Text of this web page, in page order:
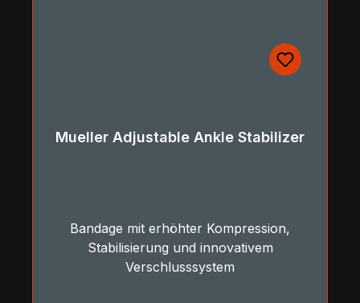
Mueller Adjustable Ankle Stabilizer
Bandage mit erhöhter Kompression,
Stabilisierung und innovativem
Verschlusssystem